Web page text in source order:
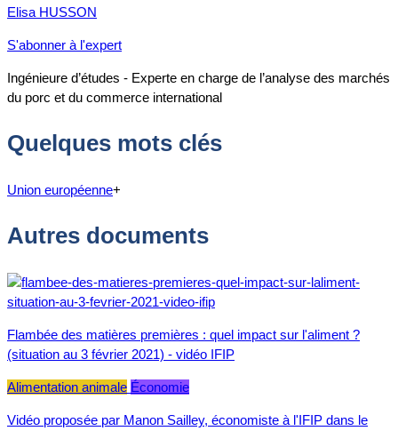
Elisa HUSSON
S'abonner à l'expert
Ingénieure d’études - Experte en charge de l’analyse des marchés
du porc et du commerce international
Quelques mots clés
Union européenne+
Autres documents
Flambée des matières premières : quel impact sur l'aliment ?
(situation au 3 février 2021) - vidéo IFIP
Alimentation animale Économie
Vidéo proposée par Manon Sailley, économiste à l'IFIP dans le